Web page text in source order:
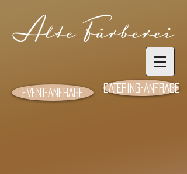
EVENT-ANFRAGE CATERING-ANFRAGE